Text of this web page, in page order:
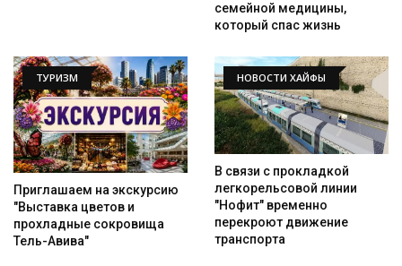
семейной медицины,
который спас жизнь
ТУРИЗМ
Приглашаем на экскурсию
"Выставка цветов и
прохладные сокровища
Тель-Авива"
НОВОСТИ ХАЙФЫ
В связи с прокладкой
легкорельсовой линии
"Нофит" временно
перекроют движение
транспорта